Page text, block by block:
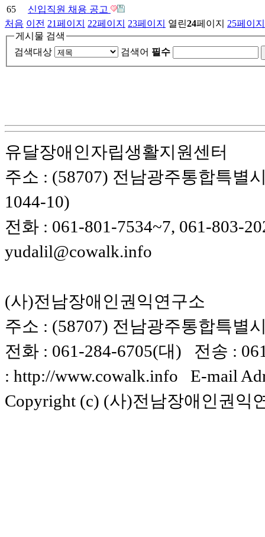
65
신입직원 채용 공고
처음 이전 21페이지 22페이지 23페이지 열린24페이지 25페이지
게시물 검색
검색대상
검색어 필수
유달장애인자립생활지원센터
주소 : (58707) 전남광주통합특별
1044-10)
전화 : 061-801-7534~7, 061-803-
yudalil@cowalk.info
(사)전남장애인권익연구소
주소 : (58707) 전남광주통합특별
전화 : 061-284-6705(대) 전송 :
: http://www.cowalk.info E-mail
Copyright (c) (사)전남장애인권익